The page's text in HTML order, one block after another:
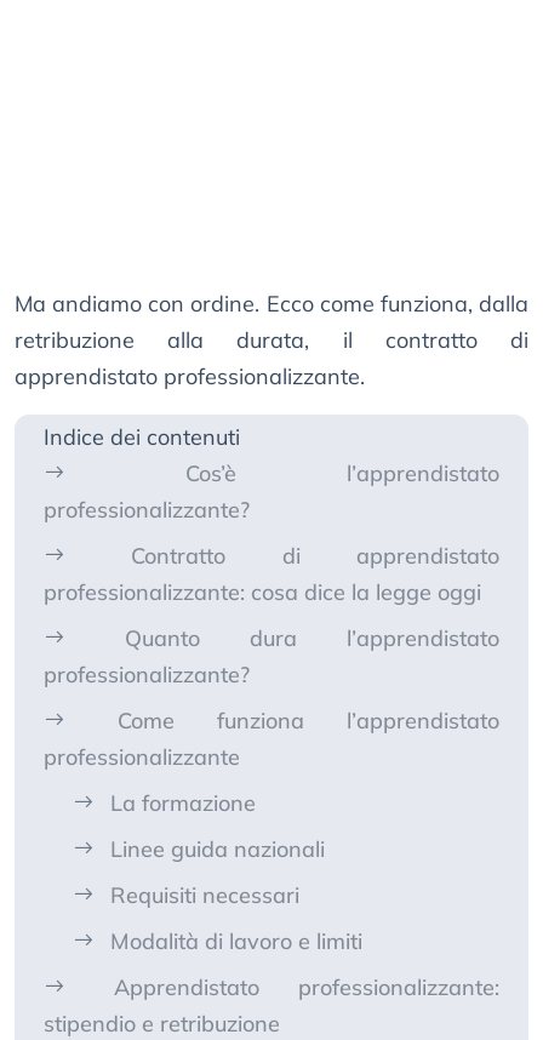
Ma andiamo con ordine. Ecco come funziona, dalla
retribuzione alla durata, il contratto di
apprendistato professionalizzante.
Indice dei contenuti
Cos’è l’apprendistato
professionalizzante?
Contratto di apprendistato
professionalizzante: cosa dice la legge oggi
Quanto dura l’apprendistato
professionalizzante?
Come funziona l’apprendistato
professionalizzante
La formazione
Linee guida nazionali
Requisiti necessari
Modalità di lavoro e limiti
Apprendistato professionalizzante:
stipendio e retribuzione